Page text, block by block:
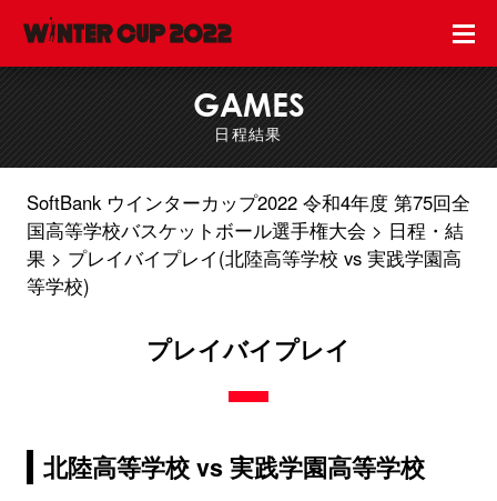
GAMES
日程結果
SoftBank ウインターカップ2022 令和4年度 第75回全
国高等学校バスケットボール選手権大会
日程・結
果
プレイバイプレイ(北陸高等学校 vs 実践学園高
等学校)
プレイバイプレイ
北陸高等学校 vs 実践学園高等学校